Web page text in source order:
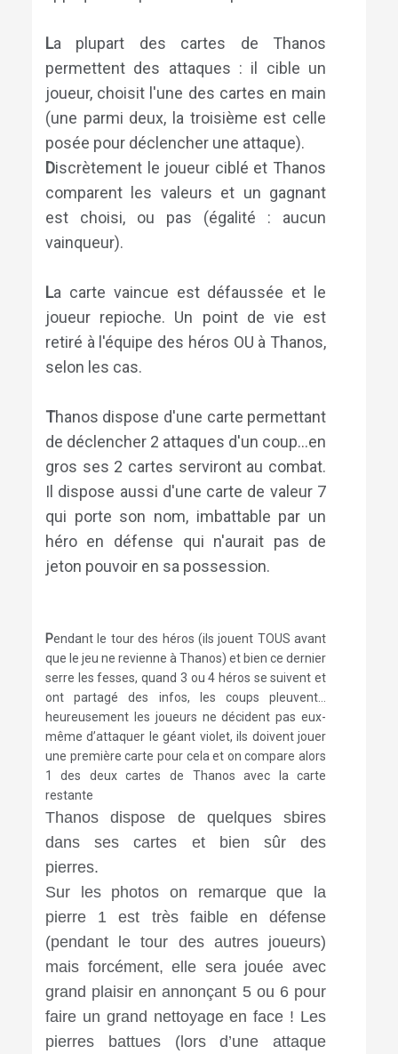
La plupart des cartes de Thanos
permettent des attaques : il cible un
joueur, choisit l'une des cartes en main
(une parmi deux, la troisième est celle
posée pour déclencher une attaque).
Discrètement le joueur ciblé et Thanos
comparent les valeurs et un gagnant
est choisi, ou pas (égalité : aucun
vainqueur).
La carte vaincue est défaussée et le
joueur repioche. Un point de vie est
retiré à l'équipe des héros OU à Thanos,
selon les cas.
Thanos dispose d'une carte permettant
de déclencher 2 attaques d'un coup...en
gros ses 2 cartes serviront au combat.
Il dispose aussi d'une carte de valeur 7
qui porte son nom, imbattable par un
héro en défense qui n'aurait pas de
jeton pouvoir en sa possession.
Pendant le tour des héros (ils jouent TOUS avant
que le jeu ne revienne à Thanos) et bien ce dernier
serre les fesses, quand 3 ou 4 héros se suivent et
ont partagé des infos, les coups pleuvent…
heureusement les joueurs ne décident pas eux-
même d’attaquer le géant violet, ils doivent jouer
une première carte pour cela et on compare alors
1 des deux cartes de Thanos avec la carte
restante
Thanos dispose de quelques sbires
dans ses cartes et bien sûr des
pierres.
Sur les photos on remarque que la
pierre 1 est très faible en défense
(pendant le tour des autres joueurs)
mais forcément, elle sera jouée avec
grand plaisir en annonçant 5 ou 6 pour
faire un grand nettoyage en face ! Les
pierres battues (lors d’une attaque